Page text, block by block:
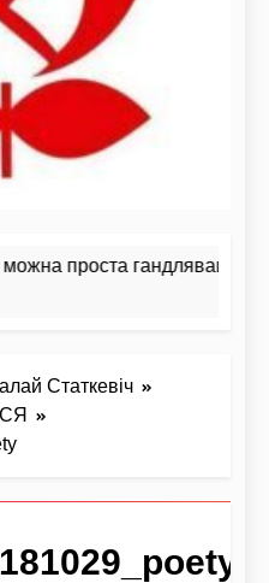
проста гандляваць»У
Статкевіч